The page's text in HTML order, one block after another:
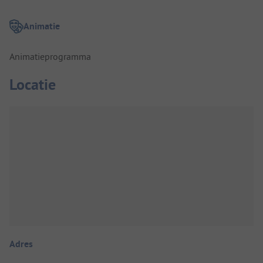
Animatie
Animatieprogramma
Locatie
Adres